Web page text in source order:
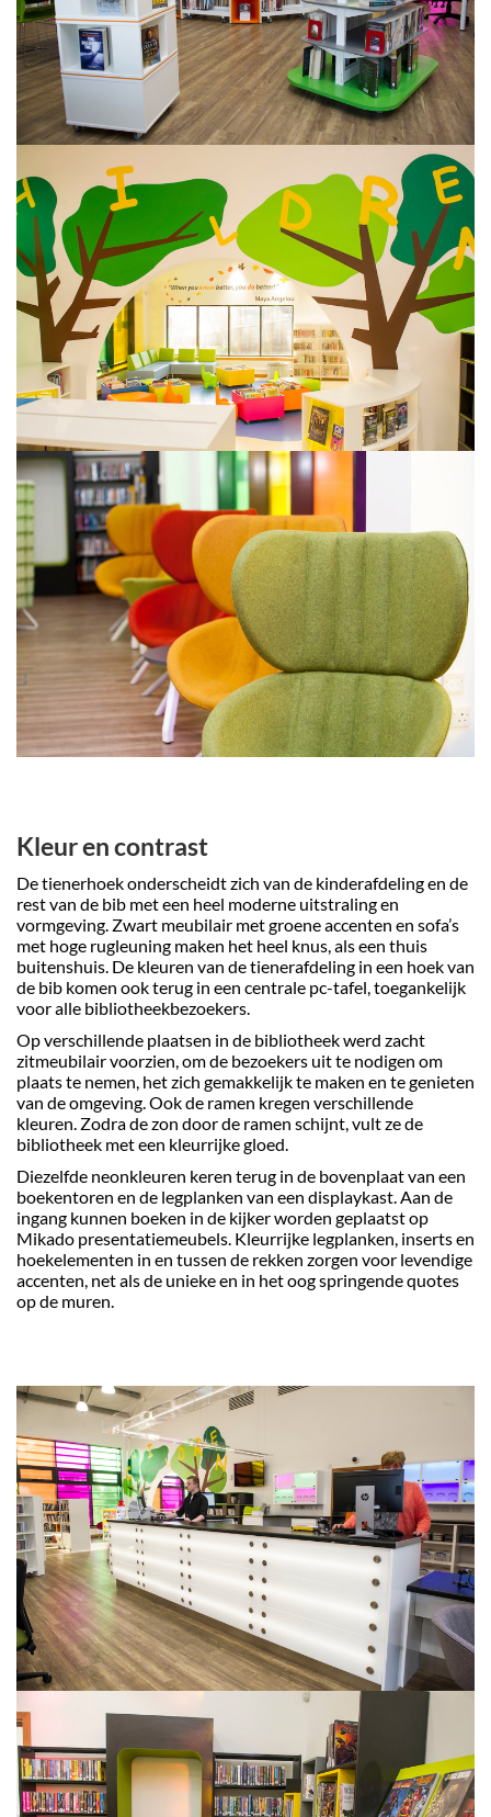
Kleur en contrast
De tienerhoek onderscheidt zich van de kinderafdeling en de
rest van de bib met een heel moderne uitstraling en
vormgeving. Zwart meubilair met groene accenten en sofa’s
met hoge rugleuning maken het heel knus, als een thuis
buitenshuis. De kleuren van de tienerafdeling in een hoek van
de bib komen ook terug in een centrale pc-tafel, toegankelijk
voor alle bibliotheekbezoekers.
Op verschillende plaatsen in de bibliotheek werd zacht
zitmeubilair voorzien, om de bezoekers uit te nodigen om
plaats te nemen, het zich gemakkelijk te maken en te genieten
van de omgeving. Ook de ramen kregen verschillende
kleuren. Zodra de zon door de ramen schijnt, vult ze de
bibliotheek met een kleurrijke gloed.
Diezelfde neonkleuren keren terug in de bovenplaat van een
boekentoren en de legplanken van een displaykast. Aan de
ingang kunnen boeken in de kijker worden geplaatst op
Mikado presentatiemeubels. Kleurrijke legplanken, inserts en
hoekelementen in en tussen de rekken zorgen voor levendige
accenten, net als de unieke en in het oog springende quotes
op de muren.